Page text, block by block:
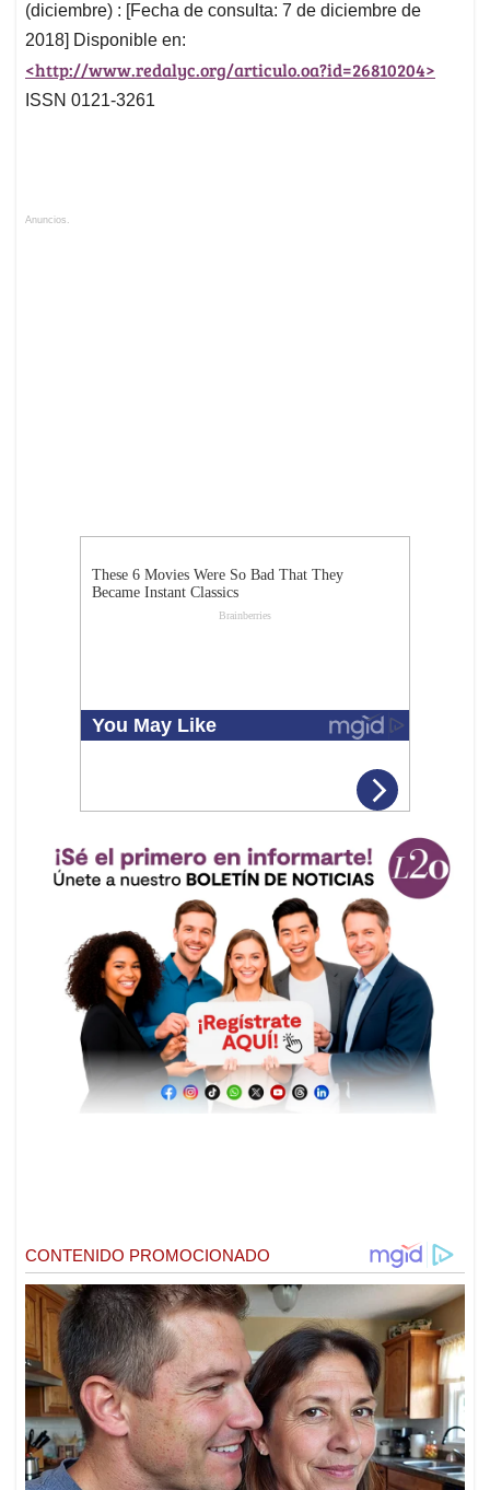
(diciembre) : [Fecha de consulta: 7 de diciembre de
2018] Disponible en:
<http://www.redalyc.org/articulo.oa?id=26810204>
ISSN 0121-3261
Anuncios.